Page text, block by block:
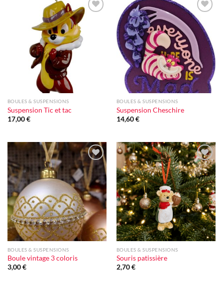
Ajouter
BOULES & SUSPENSIONS
Suspension Tic et tac
17,00€
Ajouter
à la liste
d'envie
BOULES & SUSPENSIONS
Suspension Cheschire
14,60€
Ajouter
à la liste
d'envie
BOULES & SUSPENSIONS
Boule vintage 3 coloris
3,00€
Ajouter
à la liste
d'envie
BOULES & SUSPENSIONS
Souris patissière
2,70€